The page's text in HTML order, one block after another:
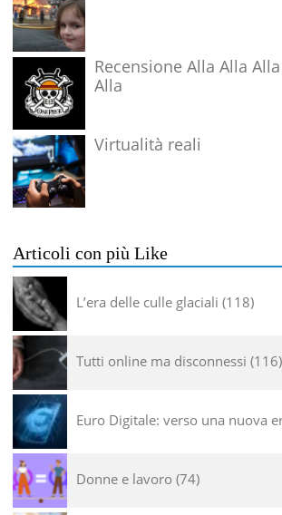
Recensione Alla Alla
Alla
Virtualità reali
Articoli con più Like
L’era delle culle glaciali 118
Tutti online ma disconnessi 116
Euro Digitale: verso una nuova
Donne e lavoro 74